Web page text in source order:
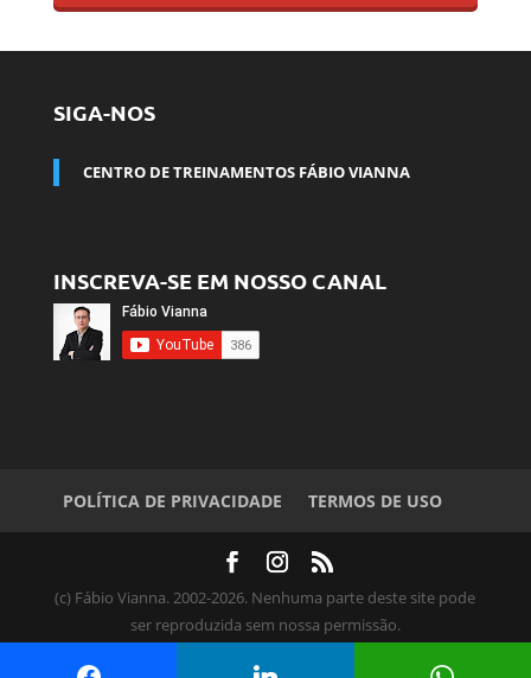
SIGA-NOS
CENTRO DE TREINAMENTOS FÁBIO VIANNA
INSCREVA-SE EM NOSSO CANAL
POLÍTICA DE PRIVACIDADE TERMOS DE USO
(c) Fábio Vianna. 2002-2026. Nenhuma parte deste site pode
ser reproduzida sem nossa permissão.